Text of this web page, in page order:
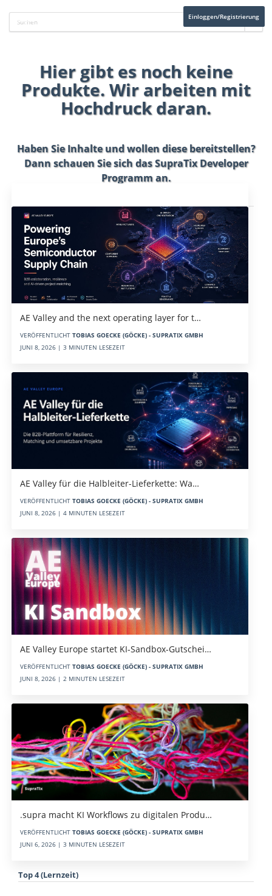
Einloggen/Registrierung
Hier gibt es noch keine
Produkte. Wir arbeiten mit
Hochdruck daran.
Haben Sie Inhalte und wollen diese bereitstellen?
Dann schauen Sie sich dasSupraTix Developer
Programman.
AE Valley and the next operating layer for t…
VERÖFFENTLICHT TOBIAS GOECKE (GÖCKE) - SUPRATIX GMBH
JUNI 8, 2026 | 3 MINUTEN LESEZEIT
AE Valley für die Halbleiter-Lieferkette: Wa…
VERÖFFENTLICHT TOBIAS GOECKE (GÖCKE) - SUPRATIX GMBH
JUNI 8, 2026 | 4 MINUTEN LESEZEIT
AE Valley Europe startet KI-Sandbox-Gutschei…
VERÖFFENTLICHT TOBIAS GOECKE (GÖCKE) - SUPRATIX GMBH
JUNI 8, 2026 | 2 MINUTEN LESEZEIT
.supra macht KI Workflows zu digitalen Produ…
VERÖFFENTLICHT TOBIAS GOECKE (GÖCKE) - SUPRATIX GMBH
JUNI 6, 2026 | 3 MINUTEN LESEZEIT
Top 4 (Lernzeit)